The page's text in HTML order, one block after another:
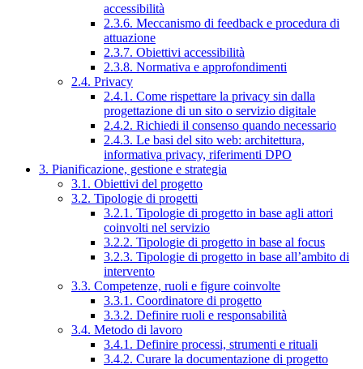
accessibilità
2.3.6. Meccanismo di feedback e procedura di
attuazione
2.3.7. Obiettivi accessibilità
2.3.8. Normativa e approfondimenti
2.4. Privacy
2.4.1. Come rispettare la privacy sin dalla
progettazione di un sito o servizio digitale
2.4.2. Richiedi il consenso quando necessario
2.4.3. Le basi del sito web: architettura,
informativa privacy, riferimenti DPO
3. Pianificazione, gestione e strategia
3.1. Obiettivi del progetto
3.2. Tipologie di progetti
3.2.1. Tipologie di progetto in base agli attori
coinvolti nel servizio
3.2.2. Tipologie di progetto in base al focus
3.2.3. Tipologie di progetto in base all’ambito di
intervento
3.3. Competenze, ruoli e figure coinvolte
3.3.1. Coordinatore di progetto
3.3.2. Definire ruoli e responsabilità
3.4. Metodo di lavoro
3.4.1. Definire processi, strumenti e rituali
3.4.2. Curare la documentazione di progetto